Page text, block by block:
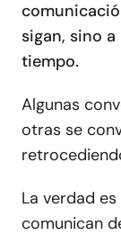
sigan, sino
tiempo.
Algunas
otras se
La verdad
comunican